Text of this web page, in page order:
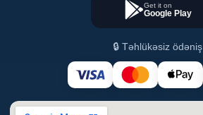
Get it on
Google Play
🔒 Təhlükəsiz ödəniş